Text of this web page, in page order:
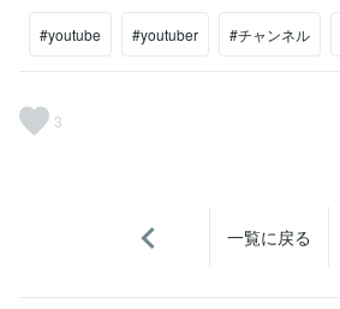
#youtube #youtuber #チャンネル
3
一覧に戻る